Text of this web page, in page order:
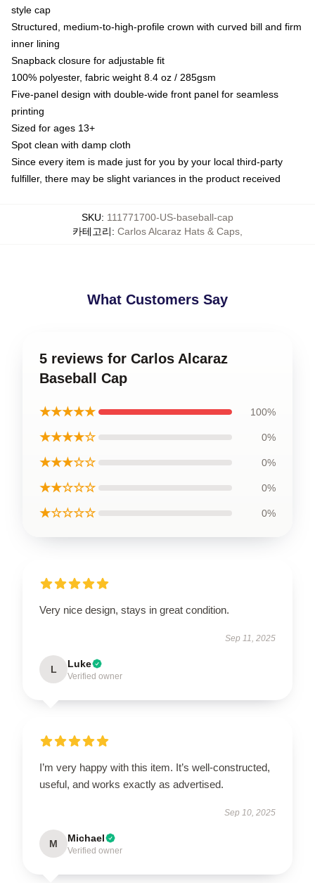
style cap
Structured, medium-to-high-profile crown with curved bill and firm
inner lining
Snapback closure for adjustable fit
100% polyester, fabric weight 8.4 oz / 285gsm
Five-panel design with double-wide front panel for seamless
printing
Sized for ages 13+
Spot clean with damp cloth
Since every item is made just for you by your local third-party
fulfiller, there may be slight variances in the product received
SKU: 111771700-US-baseball-cap
카테고리: Carlos Alcaraz Hats & Caps
What Customers Say
5 reviews for Carlos Alcaraz
Baseball Cap
★★★★★ 100%
★★★★☆ 0%
★★★☆☆ 0%
★★☆☆☆ 0%
★☆☆☆☆ 0%
Very nice design, stays in great condition.
Sep 11, 2025
L Luke
Verified owner
I’m very happy with this item. It’s well-constructed,
useful, and works exactly as advertised.
Sep 10, 2025
M Michael
Verified owner